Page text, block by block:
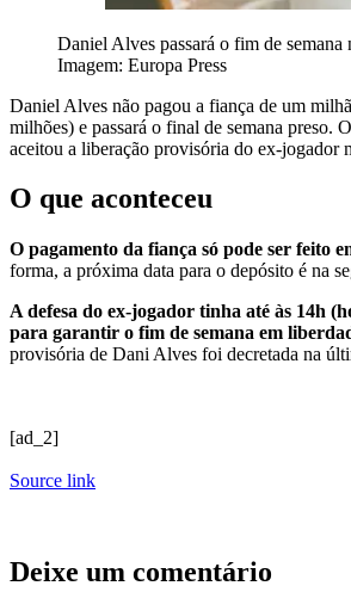
Daniel Alves passará o fim de semana
Imagem: Europa Press
Daniel Alves não pagou a fiança de um
milhões) e passará o final de semana preso.
aceitou a liberação provisória do ex-jogador
O que aconteceu
O pagamento da fiança só pode ser feito
forma, a próxima data para o depósito é na
A defesa do ex-jogador tinha até às 14h
para garantir o fim de semana em
provisória de Dani Alves foi decretada na
[ad_2]
Source link
Deixe um comentário